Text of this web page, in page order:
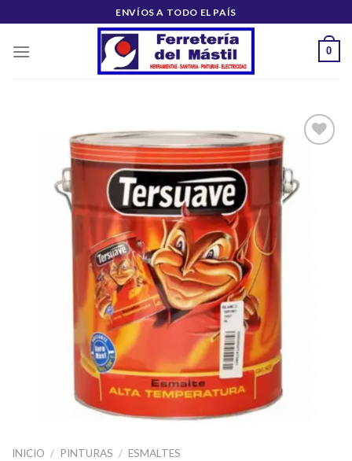
al
contenido
ENVÍOS A TODO EL PAÍS
0
Añadir
INICIO / PINTURAS / ESMALTES